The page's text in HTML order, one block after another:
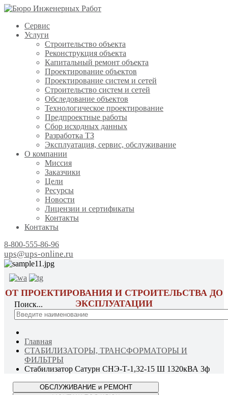
Сервис
Услуги
Строительство объекта
Реконструкция объекта
Капитальный ремонт объекта
Проектирование объектов
Проектирование систем и сетей
Строительство систем и сетей
Обследование объектов
Технологическое проектирование
Предпроектные работы
Сбор исходных данных
Разработка ТЗ
Эксплуатация, сервис, обслуживание
О компании
Миссия
Заказчики
Цели
Ресурсы
Новости
Лицензии и сертификаты
Контакты
Контакты
8-800-555-86-96
ups@ups-online.ru
ОТ ПРОЕКТИРОВАНИЯ И СТРОИТЕЛЬСТВА ДО
ЭКСПЛУАТАЦИИ
Поиск...
Главная
СТАБИЛИЗАТОРЫ, ТРАНСФОРМАТОРЫ И
ФИЛЬТРЫ
Стабилизатор Сатурн СНЭ-Т-1,32-15 Ш 1320кВА 3ф